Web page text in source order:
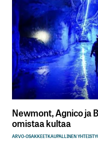
Newmont, Agnico ja
omistaa kultaa
ARVO-OSAKKEETKAUPALLINEN